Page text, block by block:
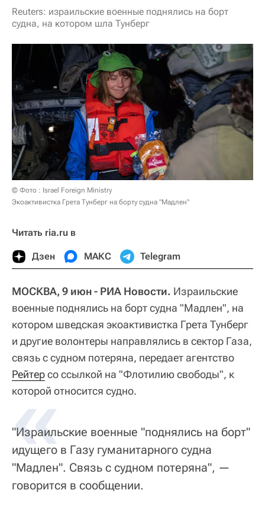
Reuters: израильские военные поднялись на борт
судна, на котором шла Тунберг
© Фото : Israel Foreign Ministry
Экоактивистка Грета Тунберг на борту судна "Мадлен"
Читать ria.ru в
Дзен МАКС Telegram
МОСКВА, 9 июн - РИА Новости. Израильские
военные поднялись на борт судна "Мадлен", на
котором шведская экоактивистка Грета Тунберг
и другие волонтеры направлялись в сектор Газа,
связь с судном потеряна, передает агентство
Рейтерсо ссылкой на "Флотилию свободы", к
которой относится судно.
«
"Израильские военные "поднялись на борт"
идущего в Газу гуманитарного судна
"Мадлен". Связь с судном потеряна", —
говорится в сообщении.